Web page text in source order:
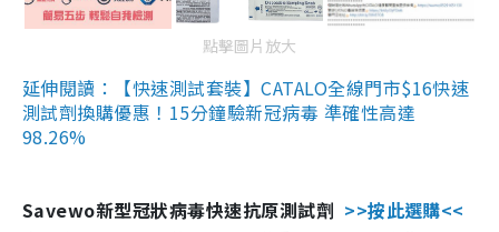
點擊圖片放大
延伸閱讀：【快速測試套裝】CATALO全線門市$16快速
測試劑換購優惠！15分鐘驗新冠病毒 準確性高達
98.26%
Savewo新型冠狀病毒快速抗原測試劑 >>按此選購<<